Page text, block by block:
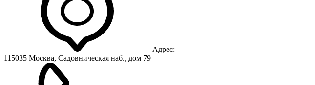
Адрес:
115035 Москва, Садовническая наб., дом 79